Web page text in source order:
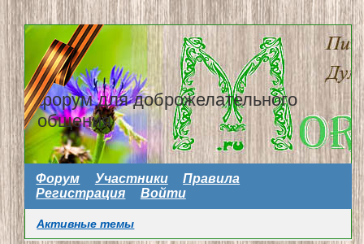
форум для доброжелательного
общения
Форум Участники
Правила
Регистрация
Войти
Активные темы